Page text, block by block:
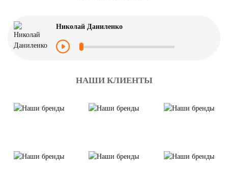
Николай Даниленко
НАШИ КЛИЕНТЫ